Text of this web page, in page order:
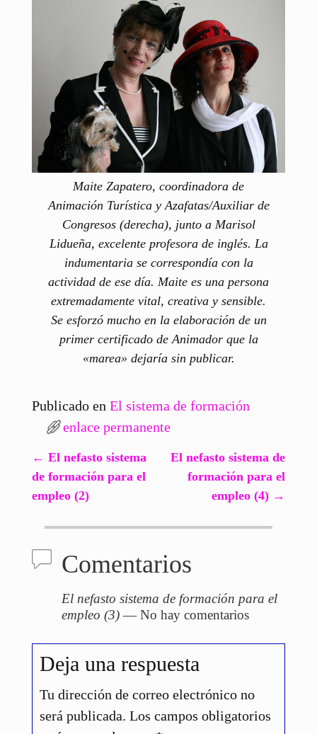
Maite Zapatero, coordinadora de
Animación Turística y Azafatas/Auxiliar de
Congresos (derecha), junto a Marisol
Lidueña, excelente profesora de inglés. La
indumentaria se correspondía con la
actividad de ese día. Maite es una persona
extremadamente vital, creativa y sensible.
Se esforzó mucho en la elaboración de un
primer certificado de Animador que la
«marea» dejaría sin publicar.
Publicado en El sistema de formación
enlace permanente
Navegación de entradas
← El nefasto sistema
de formación para el
empleo (2)
El nefasto sistema de
formación para el
empleo (4) →
Comentarios
El nefasto sistema de formación para el
empleo (3)— No hay comentarios
Deja una respuesta
Tu dirección de correo electrónico no
será publicada. Los campos obligatorios